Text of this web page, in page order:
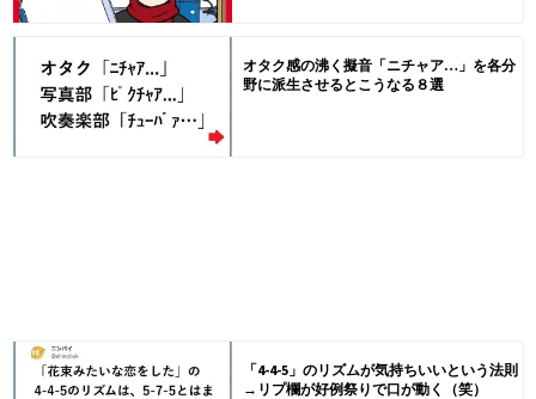
オタク感の沸く擬音「ニチャア…」を各分
野に派生させるとこうなる８選
「4-4-5」のリズムが気持ちいいという法則
→リプ欄が好例祭りで口が動く（笑）